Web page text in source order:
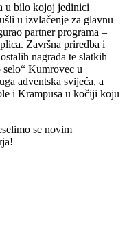
u bilo kojoj jedinici
u izvlačenje za glavnu
partner programa –
Završna priredba i
nagrada te slatkih
selo“ Kumrovec u
adventska svijeća, a
i Krampusa u kočiji koju
se novim